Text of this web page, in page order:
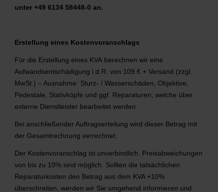
unter +49 6134 58448-0 an.
Erstellung eines Kostenvoranschlags
Für die Erstellung eines KVA berechnen wir eine
Aufwandsentschädigung i.d.R. von 109 € + Versand (zzgl.
MwSt.) – Ausnahme: Sturz- / Wasserschäden, Objektive,
Pedestale, Stativköpfe und ggf. Reparaturen, welche über
externe Dienstleister bearbeitet werden.
Bei anschließender Auftragserteilung wird dieser Betrag mit
der Gesamtrechnung verrechnet.
Der Kostenvoranschlag ist unverbindlich. Preisabweichungen
von bis zu 10% sind möglich. Sollten die tatsächlichen
Reparaturkosten den Betrag aus dem KVA +10%
überschreiten, werden wir Sie umgehend informieren und